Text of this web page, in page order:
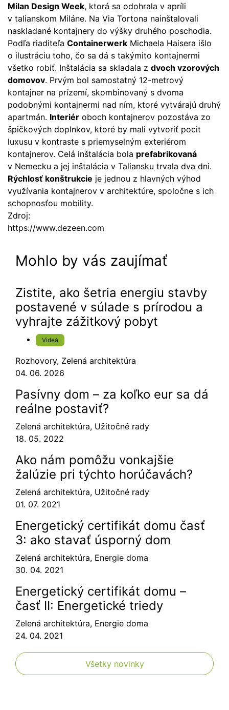
Milan Design Week, ktorá sa odohrala v apríli
v talianskom Miláne. Na Via Tortona nainštalovali
naskladané kontajnery do výšky druhého poschodia.
Podľa riaditeľa Containerwerk Michaela Haisera išlo
o ilustráciu toho, čo sa dá s takýmito kontajnermi
všetko robiť. Inštalácia sa skladala z dvoch vzorových
domovov. Prvým bol samostatný 12-metrový
kontajner na prízemí, skombinovaný s dvoma
podobnými kontajnermi nad ním, ktoré vytvárajú druhý
apartmán. Interiér oboch kontajnerov pozostáva zo
špičkových doplnkov, ktoré by mali vytvoriť pocit
luxusu v kontraste s priemyselným exteriérom
kontajnerov. Celá inštalácia bola prefabrikovaná
v Nemecku a jej inštalácia v Taliansku trvala dva dni.
Rýchlosť konštrukcie je jednou z hlavných výhod
využívania kontajnerov v architektúre, spoločne s ich
schopnosťou mobility.
Zdroj:
https://www.dezeen.com
Mohlo by vás zaujímať
Zistite, ako šetria energiu stavby
postavené v súlade s prírodou a
vyhrajte zážitkový pobyt
Videá
Rozhovory, Zelená architektúra
04. 06. 2026
Pasívny dom – za koľko eur sa dá
reálne postaviť?
Zelená architektúra, Užitočné rady
18. 05. 2022
Ako nám pomôžu vonkajšie
žalúzie pri týchto horúčavách?
Zelená architektúra, Užitočné rady
01. 07. 2021
Energetický certifikát domu časť
3: ako stavať úsporný dom
Zelená architektúra, Energie doma
30. 04. 2021
Energetický certifikát domu –
časť II: Energetické triedy
Zelená architektúra, Energie doma
24. 04. 2021
Všetky novinky